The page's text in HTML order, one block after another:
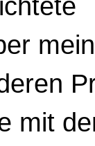
mit